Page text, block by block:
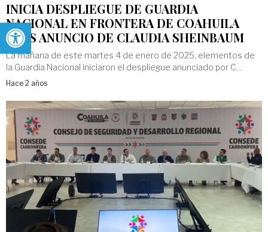
Abrir barra de herramientas
INICIA DESPLIEGUE DE GUARDIA
NACIONAL EN FRONTERA DE COAHUILA
TRAS ANUNCIO DE CLAUDIA SHEINBAUM
La mañana de este martes 4 de enero de 2025, elementos de
la Guardia Nacional iniciaron el despliegue anunciado por C...
Hace 2 años